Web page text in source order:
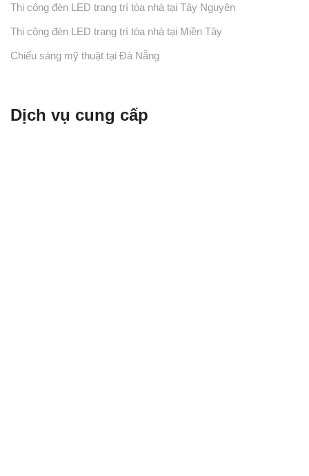
Thi công đèn LED trang trí tòa nhà tại Tây Nguyên
Thi công đèn LED trang trí tòa nhà tại Miền Tây
Chiếu sáng mỹ thuật tại Đà Nẵng
Dịch vụ cung cấp